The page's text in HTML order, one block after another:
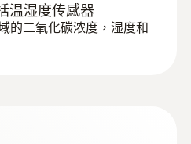
温湿度传感器
的二氧化碳浓度，湿度和